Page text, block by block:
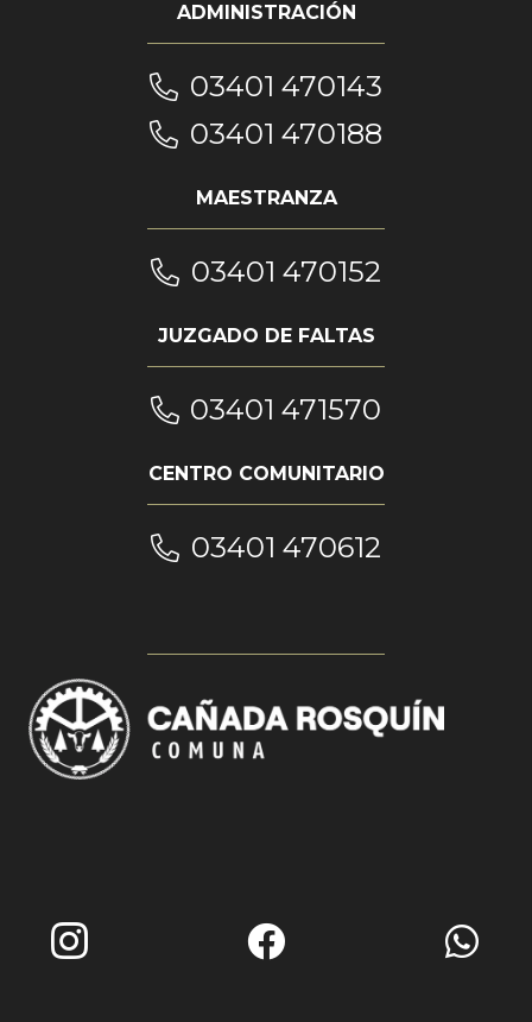
ADMINISTRACIÓN
03401 470143
03401 470188
MAESTRANZA
03401 470152
JUZGADO DE FALTAS
03401 471570
CENTRO COMUNITARIO
03401 470612